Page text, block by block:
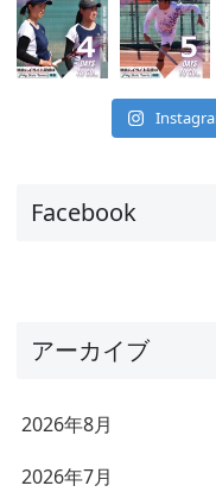
Facebook
アーカイブ
2026年8月
2026年7月